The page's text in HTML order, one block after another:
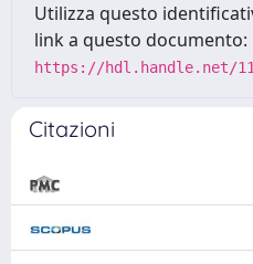
Utilizza questo
link a questo documento:
https://hdl.handle.net/
Citazioni